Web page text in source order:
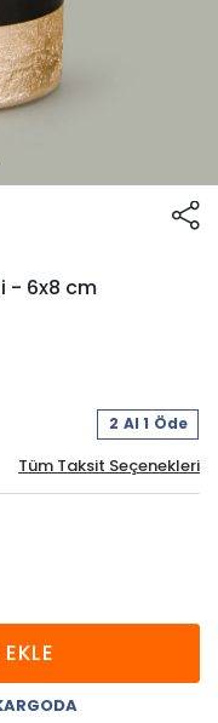
- 6x8 cm
2 Al 1 Öde
Tüm Taksit Seçenekleri
EKLE